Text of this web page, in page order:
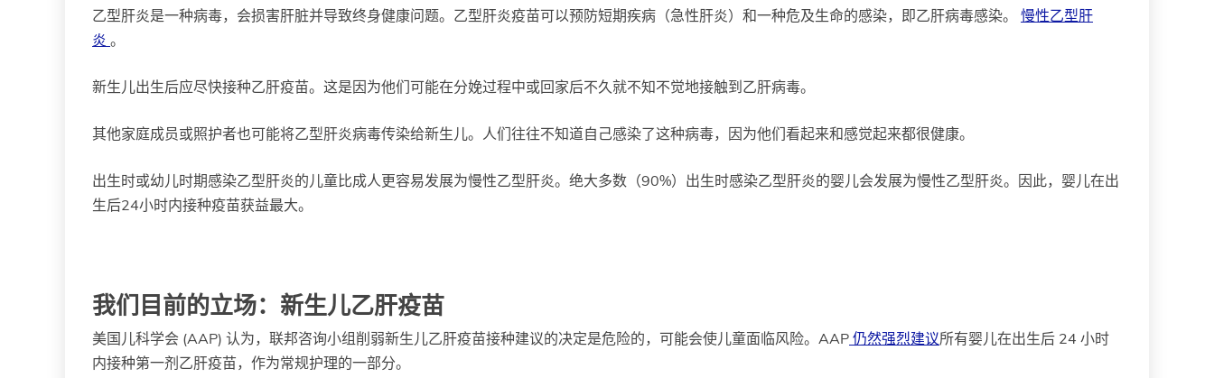
乙型肝炎是一种病毒，会损害肝脏并导致终身健康问题。乙型肝炎疫苗可以预防短期疾病（急性肝炎）和一种危及生命的感染，即乙肝病毒感染。 慢性乙型肝
炎 。
新生儿出生后应尽快接种乙肝疫苗。这是因为他们可能在分娩过程中或回家后不久就不知不觉地接触到乙肝病毒。
其他家庭成员或照护者也可能将乙型肝炎病毒传染给新生儿。人们往往不知道自己感染了这种病毒，因为他们看起来和感觉起来都很健康。
出生时或幼儿时期感染乙型肝炎的儿童比成人更容易发展为慢性乙型肝炎。绝大多数（90%）出生时感染乙型肝炎的婴儿会发展为慢性乙型肝炎。因此，婴儿在出
生后24小时内接种疫苗获益最大。
我们目前的立场：新生儿乙肝疫苗
美国儿科学会 (AAP) 认为，联邦咨询小组削弱新生儿乙肝疫苗接种建议的决定是危险的，可能会使儿童面临风险。AAP 仍然强烈建议所有婴儿在出生后 24 小时
内接种第一剂乙肝疫苗，作为常规护理的一部分。